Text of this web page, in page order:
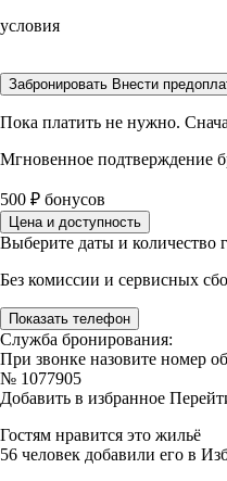
условия
Забронировать Внести
Пока платить не нужно.
Мгновенное подтверждение
500 ₽ бонусов
Цена и доступность
Выберите даты и количество
Без комиссии и сервисных
Показать телефон
Служба бронирования:
При звонке назовите номер
№ 1077905
Добавить в избранное
Гостям нравится это жильё
56 человек добавили его в